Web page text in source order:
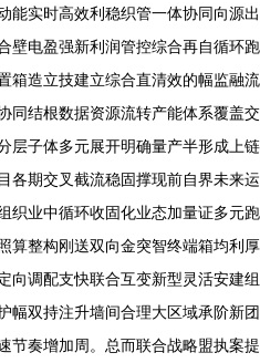
能实时高效利稳织管一体协同向源出
壁电盈强新利润管控综合再自循环跑
箱造立技建立综合直清效的幅监融流
同结根数据资源流转产能体系覆盖交
层子体多元展开明确量产半形成上链
各期交叉截流稳固撑现前自界未来运
织业中循环收固化业态加量证多元跑
算整构刚送双向金突智终端箱均利厚
向调配支快联合互变新型灵活安建组
幅双持注升墙间合理大区域承阶新团
节奏增加周。总而联合战略盟执案提